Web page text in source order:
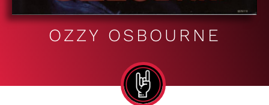
OZZY OSBOURNE